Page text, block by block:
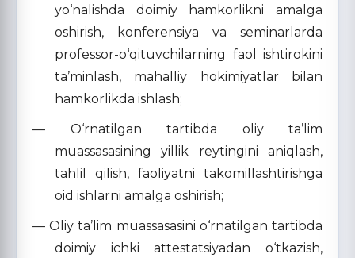
yo‘nalishda doimiy hamkorlikni amalga
oshirish, konferensiya va seminarlarda
professor-o‘qituvchilarning faol ishtirokini
ta’minlash, mahalliy hokimiyatlar bilan
hamkorlikda ishlash;
— O‘rnatilgan tartibda oliy ta’lim
muassasasining yillik reytingini aniqlash,
tahlil qilish, faoliyatni takomillashtirishga
oid ishlarni amalga oshirish;
— Oliy ta’lim muassasasini o‘rnatilgan tartibda
doimiy ichki attestatsiyadan o‘tkazish,